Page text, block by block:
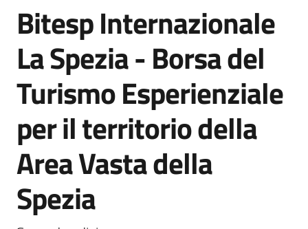
Civile
Medaglia
d'argento
al Valor
Militare
Amministrazione
Novità
Salta al contenuto
Bitesp Internazionale
La Spezia - Borsa del
Turismo Esperienziale
per il territorio della
Area Vasta della
Spezia